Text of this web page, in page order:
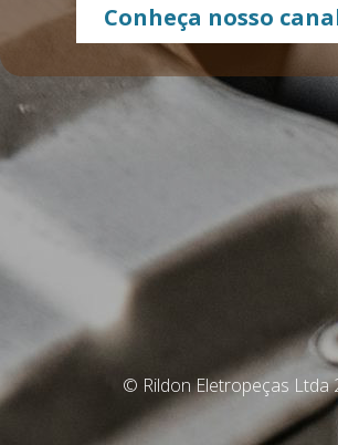
Conheça nosso
© Rildon Eletropeças Ltda